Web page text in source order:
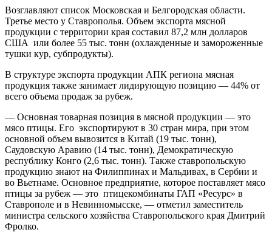
Возглавляют список Московская и Белгородская области.
Третье место у Ставрополья. Объем экспорта мясной
продукции с территории края составил 87,2 млн долларов
США или более 55 тыс. тонн (охлажденные и замороженные
тушки кур, субпродукты).
В структуре экспорта продукции АПК региона мясная
продукция также занимает лидирующую позицию — 44% от
всего объема продаж за рубеж.
— Основная товарная позиция в мясной продукции — это
мясо птицы. Его экспортируют в 30 стран мира, при этом
основной объем вывозится в Китай (19 тыс. тонн),
Саудовскую Аравию (14 тыс. тонн), Демократическую
республику Конго (2,6 тыс. тонн). Также ставропольскую
продукцию знают на Филиппинах и Мальдивах, в Сербии и
во Вьетнаме. Основное предприятие, которое поставляет мясо
птицы за рубеж — это птицекомбинаты ГАП «Ресурс» в
Ставрополе и в Невинномысске, — отметил заместитель
министра сельского хозяйства Ставропольского края Дмитрий
Фролко.